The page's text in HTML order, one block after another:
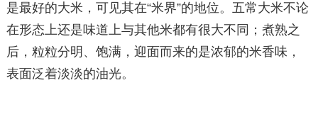
是最好的大米，可见其在“米界”的地位。五常大米不论
在形态上还是味道上与其他米都有很大不同；煮熟之
后，粒粒分明、饱满，迎面而来的是浓郁的米香味，
表面泛着淡淡的油光。